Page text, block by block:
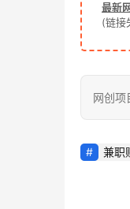
最新
(链接
网创
兼职